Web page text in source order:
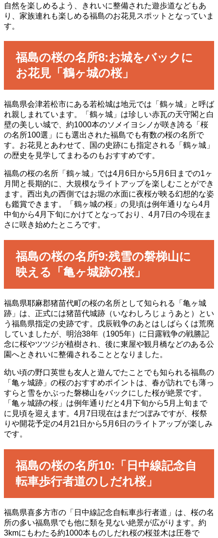
自然を楽しめるよう、きれいに整備された遊歩道などもあ
り、家族連れも楽しめる福島のお花見スポットとなっていま
す。
福島の桜の名所8:お城をバックに
お花見「鶴ヶ城の桜」
福島県会津若松市にある若松城は地元では「鶴ヶ城」と呼ば
れ親しまれています。「鶴ヶ城」は珍しい赤瓦の天守閣と白
壁の美しい城で、約1000本のソメイヨシノが咲き誇る「桜
の名所100選」にも選出された福島でも有数の桜の名所で
す。お花見とあわせて、国の史跡にも指定される「鶴ヶ城」
の歴史を見学してまわるのもおすすめです。
福島の桜の名所「鶴ヶ城」では4月6日から5月6日までの1ヶ
月間と長期的に、大規模なライトアップを楽しむことができ
ます。西出丸の西側ではお堀の水面に夜桜が映る幻想的な姿
も鑑賞できます。「鶴ヶ城の桜」の見頃は例年通りなら4月
中旬から4月下旬にかけてとなっており、4月7日の今現在ま
さに咲き始めたところです。
福島の桜の名所9:残雪の磐梯山に
映える「亀ヶ城跡の桜」
福島県耶麻郡猪苗代町の桜の名所として知られる「亀ヶ城
跡」は、正式には猪苗代城跡（いなわしろじょうあと）とい
う福島県指定の史跡です。戊辰戦争のあとはしばらくは荒廃
していましたが、明治38年（1905年）に日露戦争の戦勝記
念に桜やツツジが植樹され、後に東屋や観月橋などのある公
園へときれいに整備されることとなりました。
幼い頃の野口英世も友人と遊んでたことでも知られる福島の
「亀ヶ城跡」の桜のおすすめポイントは、春が訪れでも薄っ
すらと雪をかぶった磐梯山をバックにした桜が絶景です。
「亀ヶ城跡の桜」は例年通りだと4月下旬から5月上旬まで
に見頃を迎えます。4月7日現在はまだつぼみですが、桜祭
りや開花予定の4月21日から5月6日のライトアップが楽しみ
です。
福島の桜の名所10:「日中線記念自
転車歩行者道のしだれ桜」
福島県喜多方市の「日中線記念自転車歩行者道」は、桜の名
所の多い福島県でも他に類を見ない絶景が広がります。約
3kmにもわたる約1000本ものしだれ桜の桜並木は圧巻で